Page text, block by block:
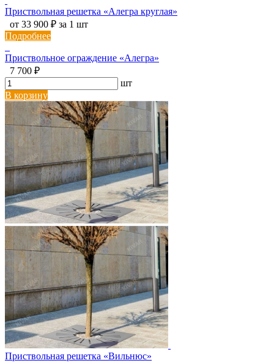
Приствольная решетка «Алегра круглая»
от 33 900 ₽ за 1 шт
Подробнее
Приствольное ограждение «Алегра»
7 700 ₽
шт
В корзину
Приствольная решетка «Вильнюс»